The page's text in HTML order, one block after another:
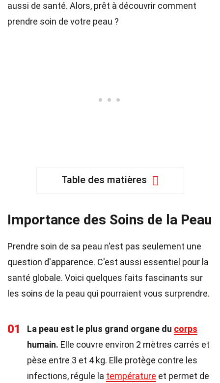
aussi de santé. Alors, prêt à découvrir comment
prendre soin de votre peau ?
Table des matières
Importance des Soins de la Peau
Prendre soin de sa peau n'est pas seulement une
question d'apparence. C'est aussi essentiel pour la
santé globale. Voici quelques faits fascinants sur
les soins de la peau qui pourraient vous surprendre.
01 La peau est le plus grand organe du corps
humain. Elle couvre environ 2 mètres carrés et
pèse entre 3 et 4 kg. Elle protège contre les
infections, régule la température et permet de